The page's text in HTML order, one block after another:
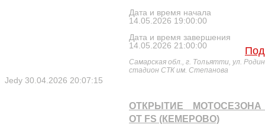
Дата и время начала
14.05.2026 19:00:00
Дата и время завершения
14.05.2026 21:00:00
Самарская обл., г. Тольятти, ул.
стадион СТК им. Степанова
Jedy 30.04.2026 20:07:15
ОТКРЫТИЕ МОТОСЕЗОНА
ОТ FS (КЕМЕРОВО)